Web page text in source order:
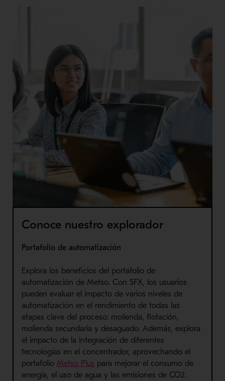
Conoce nuestro explorador
Portafolio de automatización
Explora los beneficios del portafolio de
automatización de Metso. Con SFX, los usuarios
pueden evaluar el impacto de varios niveles de
automatización en el rendimiento de todas las
etapas clave del proceso: molienda, flotación,
molienda secundaria y desaguado. Además, explora
el impacto de la integración de diferentes
tecnologías en el concentrador, aprovechando el
portafolio Metso Plus para mejorar el consumo de
energía, el uso de agua y las emisiones de CO2.